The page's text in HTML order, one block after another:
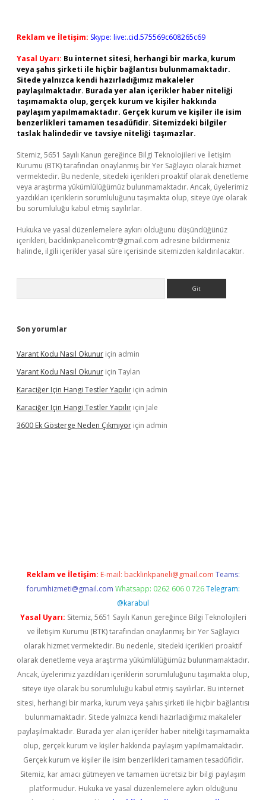
Reklam ve İletişim: Skype: live:.cid.575569c608265c69
Yasal Uyarı: Bu internet sitesi, herhangi bir marka, kurum
veya şahıs şirketi ile hiçbir bağlantısı bulunmamaktadır.
Sitede yalnızca kendi hazırladığımız makaleler
paylaşılmaktadır. Burada yer alan içerikler haber niteliği
taşımamakta olup, gerçek kurum ve kişiler hakkında
paylaşım yapılmamaktadır. Gerçek kurum ve kişiler ile isim
benzerlikleri tamamen tesadüfidir. Sitemizdeki bilgiler
taslak halindedir ve tavsiye niteliği taşımazlar.
Sitemiz, 5651 Sayılı Kanun gereğince Bilgi Teknolojileri ve İletişim
Kurumu (BTK) tarafından onaylanmış bir Yer Sağlayıcı olarak hizmet
vermektedir. Bu nedenle, sitedeki içerikleri proaktif olarak denetleme
veya araştırma yükümlülüğümüz bulunmamaktadır. Ancak, üyelerimiz
yazdıkları içeriklerin sorumluluğunu taşımakta olup, siteye üye olarak
bu sorumluluğu kabul etmiş sayılırlar.
Hukuka ve yasal düzenlemelere aykırı olduğunu düşündüğünüz
içerikleri, backlinkpanelicomtr@gmail.com adresine bildirmeniz
halinde, ilgili içerikler yasal süre içerisinde sitemizden kaldırılacaktır.
Son yorumlar
Varant Kodu Nasıl Okunur için admin
Varant Kodu Nasıl Okunur için Taylan
Karaciğer Için Hangi Testler Yapılır için admin
Karaciğer Için Hangi Testler Yapılır için Jale
3600 Ek Gösterge Neden Çıkmıyor için admin
Reklam ve İletişim: E-mail: backlinkpaneli@gmail.com Teams:
forumhizmeti@gmail.com Whatsapp: 0262 606 0 726 Telegram:
@karabul
Yasal Uyarı: Sitemiz, 5651 Sayılı Kanun gereğince Bilgi Teknolojileri
ve İletişim Kurumu (BTK) tarafından onaylanmış bir Yer Sağlayıcı
olarak hizmet vermektedir. Bu nedenle, sitedeki içerikleri proaktif
olarak denetleme veya araştırma yükümlülüğümüz bulunmamaktadır.
Ancak, üyelerimiz yazdıkları içeriklerin sorumluluğunu taşımakta olup,
siteye üye olarak bu sorumluluğu kabul etmiş sayılırlar. Bu internet
sitesi, herhangi bir marka, kurum veya şahıs şirketi ile hiçbir bağlantısı
bulunmamaktadır. Sitede yalnızca kendi hazırladığımız makaleler
paylaşılmaktadır. Burada yer alan içerikler haber niteliği taşımamakta
olup, gerçek kurum ve kişiler hakkında paylaşım yapılmamaktadır.
Gerçek kurum ve kişiler ile isim benzerlikleri tamamen tesadüfidir.
Sitemiz, kar amacı gütmeyen ve tamamen ücretsiz bir bilgi paylaşım
platformudur. Hukuka ve yasal düzenlemelere aykırı olduğunu